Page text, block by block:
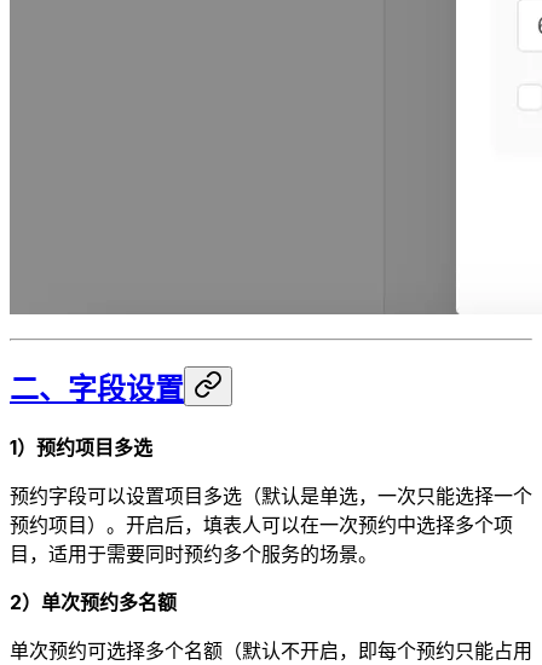
二、字段设置
1）预约项目多选
预约字段可以设置项目多选（默认是单选，一次只能选择一个
预约项目）。开启后，填表人可以在一次预约中选择多个项
目，适用于需要同时预约多个服务的场景。
2）单次预约多名额
单次预约可选择多个名额（默认不开启，即每个预约只能占用